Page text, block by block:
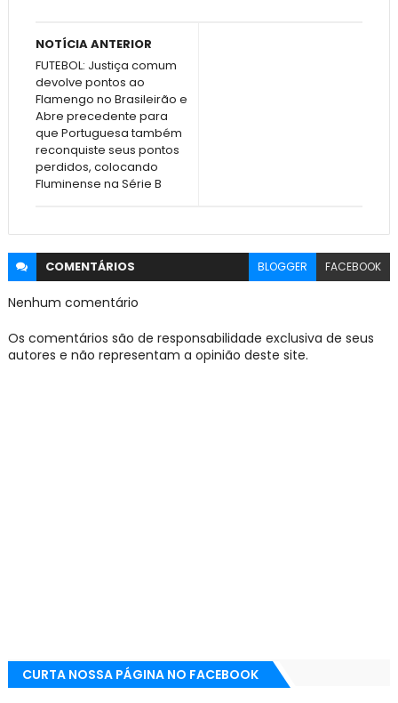
NOTÍCIA ANTERIOR
FUTEBOL: Justiça comum
devolve pontos ao
Flamengo no Brasileirão e
Abre precedente para
que Portuguesa também
reconquiste seus pontos
perdidos, colocando
Fluminense na Série B
COMENTÁRIOS BLOGGER FACEBOOK
Nenhum comentário
Os comentários são de responsabilidade exclusiva de seus
autores e não representam a opinião deste site.
CURTA NOSSA PÁGINA NO FACEBOOK